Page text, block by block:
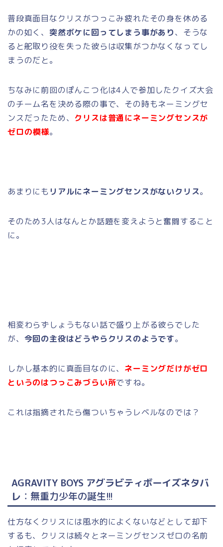
普段真面目なクリスがつっこみ疲れたその身を休める
かの如く、 突然ボケに回ってしまう事があり、そうな
ると舵取り役を失った彼らは収集がつかなくなってし
まうのだと。
ちなみに前回のぽんこつ化は4人で参加したクイズ大会
のチーム名を決める際の事で、その時もネーミングセ
ンスだったため、 クリスは普通にネーミングセンスが
ゼロの模様。
あまりにもリアルにネーミングセンスがないクリス。
そのため3人はなんとか話題を変えようと奮闘すること
に。
相変わらずしょうもない話で盛り上がる彼らでした
が、 今回の主役はどうやらクリスのようです。
しかし基本的に真面目なのに、 ネーミングだけがゼロ
というのはつっこみづらい所ですね。
これは指摘されたら傷ついちゃうレベルなのでは？
AGRAVITY BOYS アグラビティボーイズネタバ
レ ：無重力少年の誕生!!!
仕方なくクリスには風水的によくないなどとして却下
するも、クリスは続々とネーミングセンスゼロの名前